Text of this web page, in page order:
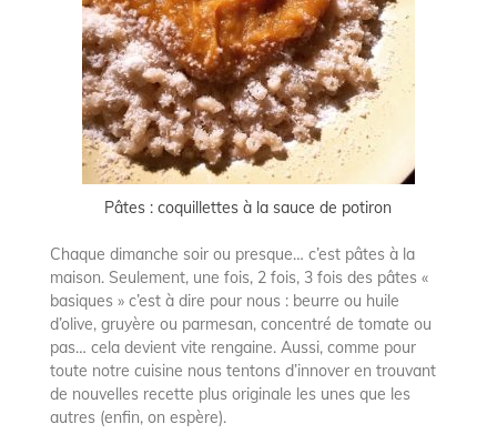
Pâtes : coquillettes à la sauce de potiron
Chaque dimanche soir ou presque… c’est pâtes à la
maison. Seulement, une fois, 2 fois, 3 fois des pâtes «
basiques » c’est à dire pour nous : beurre ou huile
d’olive, gruyère ou parmesan, concentré de tomate ou
pas… cela devient vite rengaine. Aussi, comme pour
toute notre cuisine nous tentons d’innover en trouvant
de nouvelles recette plus originale les unes que les
autres (enfin, on espère).